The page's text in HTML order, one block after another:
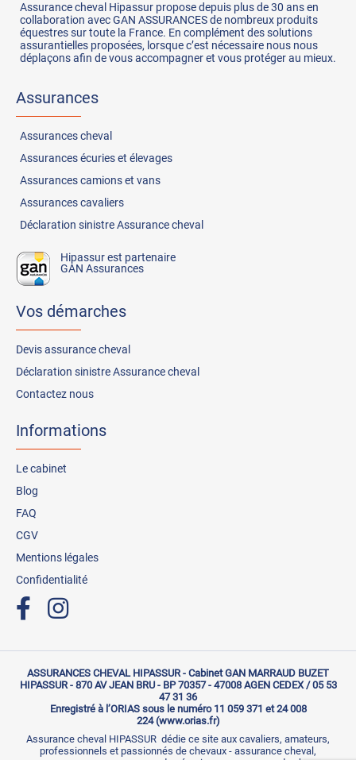
Assurance cheval Hipassur propose depuis plus de 30 ans en
collaboration avec GAN ASSURANCES de nombreux produits
équestres sur toute la France. En complément des solutions
assurantielles proposées, lorsque c’est nécessaire nous nous
déplaçons afin de vous accompagner et vous protéger au mieux.
Assurances
Assurancescheval
Assurancesécuries et élevages
Assurancescamions et vans
Assurancescavaliers
Déclaration sinistre Assurance cheval
Hipassur est partenaire
GAN Assurances
Vos démarches
Devis assurance cheval
Déclaration sinistre Assurance cheval
Contactez nous
Informations
Le cabinet
Blog
FAQ
CGV
Mentions légales
Confidentialité
ASSURANCES CHEVAL HIPASSUR - Cabinet GAN MARRAUD BUZET
HIPASSUR - 870 AV JEAN BRU - BP 70357 - 47008 AGEN CEDEX / 05 53
47 31 36
Enregistré à l’ORIAS sous le numéro 11 059 371 et 24 008
224 (www.orias.fr)
Assurance cheval HIPASSUR dédie ce site aux cavaliers, amateurs,
professionnels et passionnés de chevaux - assurance cheval,